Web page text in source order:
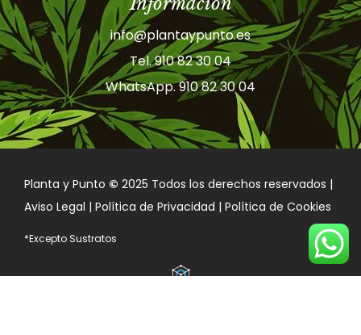
info@plantaypunto.es
Tel. 910 82 30 04
WhatsApp. 910 82 30 04
Planta y Punto © 2025 Todos los derechos reservados |
Aviso Legal | Política de Privacidad | Política de Cookies
*Excepto Sustratos